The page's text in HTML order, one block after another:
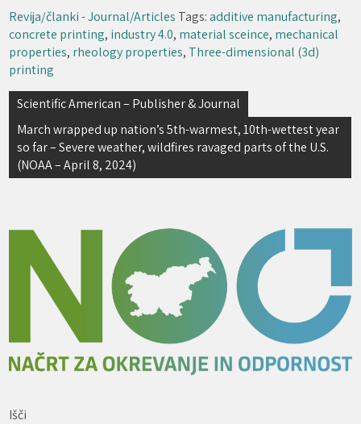
Revija/članki - Journal/Articles Tags:additive manufacturing,
concrete printing, industry 4.0, material sceince, mechanical
properties, rheology properties, Three-dimensional (3d)
printing
Navigacija
prispevka
Scientific American – Publisher & Journal
March wrapped up nation’s 5th-warmest, 10th-wettest year
so far – Severe weather, wildfires ravaged parts of the U.S.
(NOAA – April 8, 2024)
Išči